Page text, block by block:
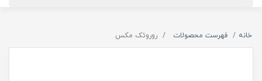
خانه فهرست محصولات روروئک مکس